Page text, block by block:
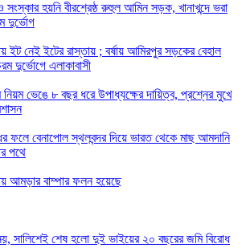
হয়নি বীরশ্রেষ্ঠ রুহুল আমিন সড়ক, খানাখন্দে ভরা
দুর্ভোগ
ইট নেই ইটের রাস্তায় ; বর্ষায় আমিরপুর সড়কের বেহাল
দুর্ভোগে এলাকাবাসী
নিয়ম ভেঙে ৮ বছর ধরে উপাধ্যক্ষের দায়িত্ব, প্রশ্নের মুখে
ফলে বেনাপোল স্থলবন্দর দিয়ে ভারত থেকে মাছ আমদানি
পথে
আমড়ার বাম্পার ফলন হয়েছে
সালিশেই শেষ হলো দুই ভাইয়ের ২০ বছরের জমি বিরোধ